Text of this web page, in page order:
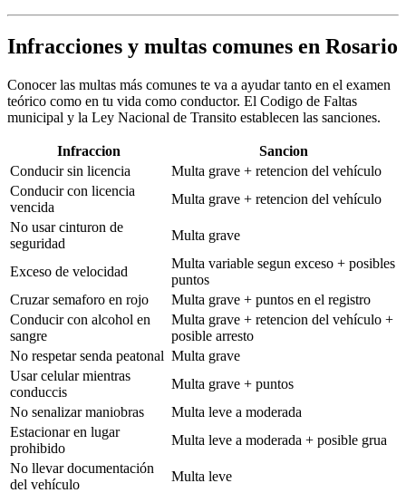
Infracciones y multas comunes en Rosario
Conocer las multas más comunes te va a ayudar tanto en el examen
teórico como en tu vida como conductor. El Codigo de Faltas
municipal y la Ley Nacional de Transito establecen las sanciones.
Infraccion
Sancion
Conducir sin licencia
Multa grave + retencion del vehículo
Conducir con licencia
vencida
Multa grave + retencion del vehículo
No usar cinturon de
seguridad
Multa grave
Exceso de velocidad
Multa variable segun exceso + posibles
puntos
Cruzar semaforo en rojo
Multa grave + puntos en el registro
Conducir con alcohol en
sangre
Multa grave + retencion del vehículo +
posible arresto
No respetar senda peatonal Multa grave
Usar celular mientras
conduccis
Multa grave + puntos
No senalizar maniobras
Multa leve a moderada
Estacionar en lugar
prohibido
Multa leve a moderada + posible grua
No llevar documentación
del vehículo
Multa leve